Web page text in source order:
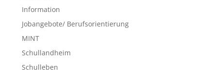
Information
Jobangebote/ Berufsorientierung
MINT
Schullandheim
Schulleben